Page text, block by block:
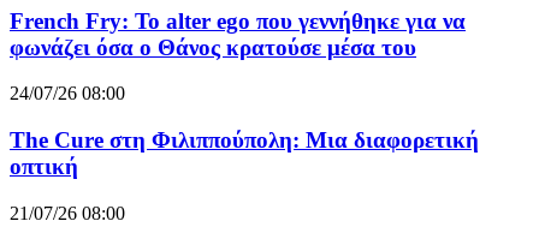
French Fry: Το alter ego που γεννήθηκε για να
φωνάζει όσα ο Θάνος κρατούσε μέσα του
24/07/26 08:00
The Cure στη Φιλιππούπολη: Μια διαφορετική
οπτική
21/07/26 08:00